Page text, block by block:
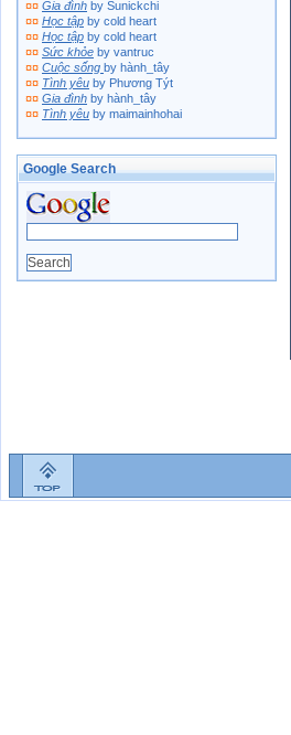
¤¤ Gia đình by Sunickchi
¤¤ Học tập by cold heart
¤¤ Học tập by cold heart
¤¤ Sức khỏe by vantruc
¤¤ Cuộc sống by hành_tây
¤¤ Tình yêu by Phương Týt
¤¤ Gia đình by hành_tây
¤¤ Tình yêu by maimainhohai
Google Search